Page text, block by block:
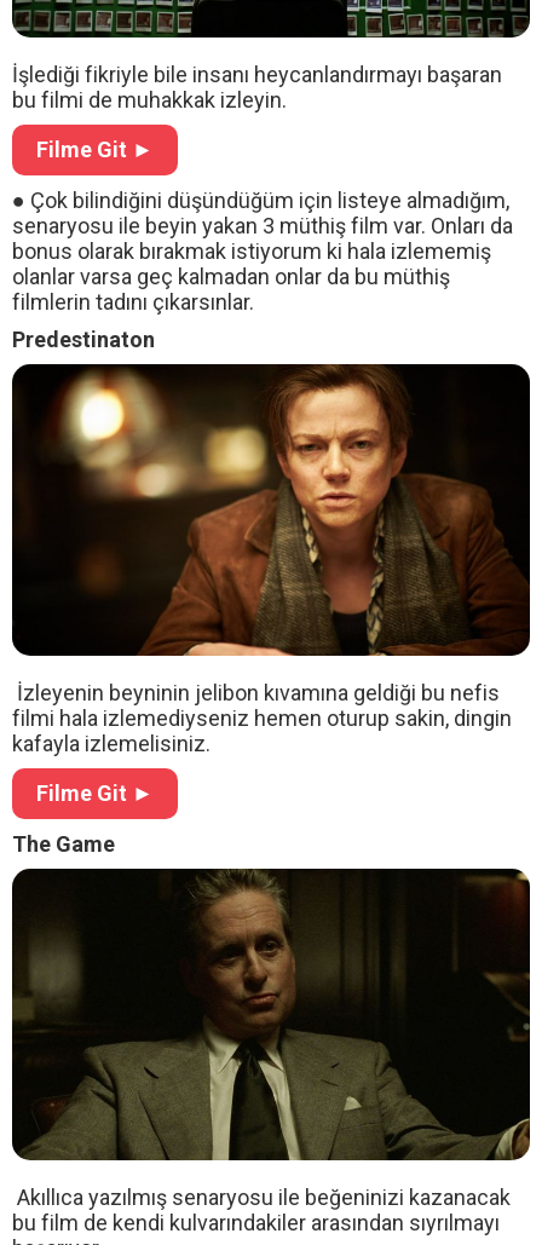
İşlediği fikriyle bile insanı heycanlandırmayı başaran
bu filmi de muhakkak izleyin.
Filme Git ►
● Çok bilindiğini düşündüğüm için listeye almadığım,
senaryosu ile beyin yakan 3 müthiş film var. Onları da
bonus olarak bırakmak istiyorum ki hala izlememiş
olanlar varsa geç kalmadan onlar da bu müthiş
filmlerin tadını çıkarsınlar.
Predestinaton
İzleyenin beyninin jelibon kıvamına geldiği bu nefis
filmi hala izlemediyseniz hemen oturup sakin, dingin
kafayla izlemelisiniz.
Filme Git ►
The Game
Akıllıca yazılmış senaryosu ile beğeninizi kazanacak
bu film de kendi kulvarındakiler arasından sıyrılmayı